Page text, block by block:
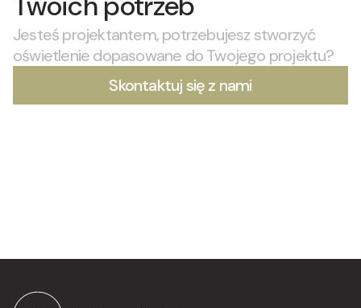
Jesteś projektantem, potrzebujesz stworzyć
oświetlenie dopasowane do Twojego projektu?
Skontaktuj się z nami